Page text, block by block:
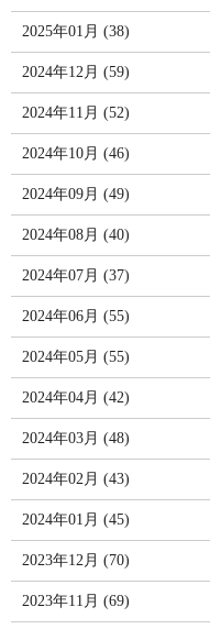
2025年01月 (38)
2024年12月 (59)
2024年11月 (52)
2024年10月 (46)
2024年09月 (49)
2024年08月 (40)
2024年07月 (37)
2024年06月 (55)
2024年05月 (55)
2024年04月 (42)
2024年03月 (48)
2024年02月 (43)
2024年01月 (45)
2023年12月 (70)
2023年11月 (69)